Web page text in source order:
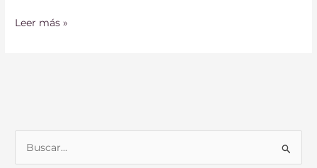
Leer más »